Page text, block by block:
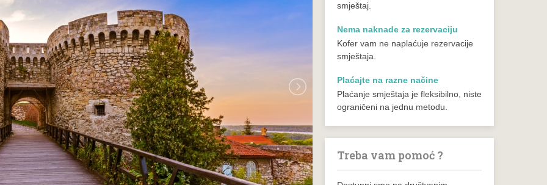
smještaj.
Nema naknade za rezervaciju
Kofer vam ne naplaćuje rezervacije
smještaja.
Plaćajte na razne načine
Plaćanje smještaja je fleksibilno, niste
ograničeni na jednu metodu.
Treba vam pomoć ?